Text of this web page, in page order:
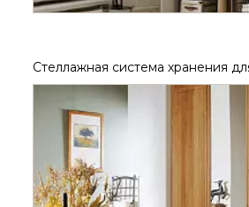
Стеллажная система хранения